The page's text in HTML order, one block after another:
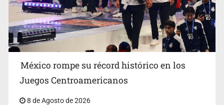
México rompe su récord histórico en los
Juegos Centroamericanos
8 de Agosto de 2026